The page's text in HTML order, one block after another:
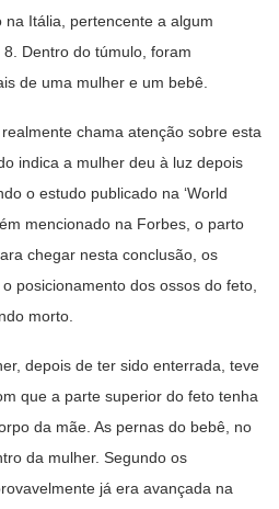
Itália, pertencente a algum
Dentro do túmulo, foram
de uma mulher e um bebê.
chama atenção sobre esta
indica a mulher deu à luz depois
o estudo publicado na ‘World
mencionado na Forbes, o parto
chegar nesta conclusão, os
posicionamento dos ossos do feto,
morto.
depois de ter sido enterrada, teve
que a parte superior do feto tenha
da mãe. As pernas do bebê, no
da mulher. Segundo os
já era avançada na